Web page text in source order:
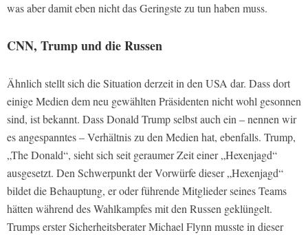
was aber damit eben nicht das Geringste zu tun haben muss.
CNN, Trump und die Russen
Ähnlich stellt sich die Situation derzeit in den USA dar. Dass dort
einige Medien dem neu gewählten Präsidenten nicht wohl gesonnen
sind, ist bekannt. Dass Donald Trump selbst auch ein – nennen wir
es angespanntes – Verhältnis zu den Medien hat, ebenfalls. Trump,
„The Donald“, sieht sich seit geraumer Zeit einer „Hexenjagd“
ausgesetzt. Den Schwerpunkt der Vorwürfe dieser „Hexenjagd“
bildet die Behauptung, er oder führende Mitglieder seines Teams
hätten während des Wahlkampfes mit den Russen geklüngelt.
Trumps erster Sicherheitsberater Michael Flynn musste in dieser